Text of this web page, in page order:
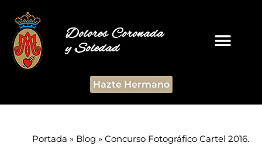
Dolores Coronada
y Soledad
Hazte Hermano
Portada » Blog » Concurso Fotográfico Cartel 2016.